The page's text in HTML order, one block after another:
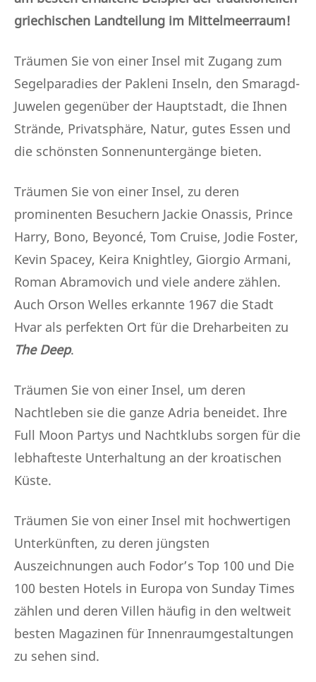
griechischen Landteilung im Mittelmeerraum!
Träumen Sie von einer Insel mit Zugang zum
Segelparadies der Pakleni Inseln, den Smaragd-
Juwelen gegenüber der Hauptstadt, die Ihnen
Strände, Privatsphäre, Natur, gutes Essen und
die schönsten Sonnenuntergänge bieten.
Träumen Sie von einer Insel, zu deren
prominenten Besuchern Jackie Onassis, Prince
Harry, Bono, Beyoncé, Tom Cruise, Jodie Foster,
Kevin Spacey, Keira Knightley, Giorgio Armani,
Roman Abramovich und viele andere zählen.
Auch Orson Welles erkannte 1967 die Stadt
Hvar als perfekten Ort für die Dreharbeiten zu
The Deep.
Träumen Sie von einer Insel, um deren
Nachtleben sie die ganze Adria beneidet. Ihre
Full Moon Partys und Nachtklubs sorgen für die
lebhafteste Unterhaltung an der kroatischen
Küste.
Träumen Sie von einer Insel mit hochwertigen
Unterkünften, zu deren jüngsten
Auszeichnungen auch Fodor’s Top 100 und Die
100 besten Hotels in Europa von Sunday Times
zählen und deren Villen häufig in den weltweit
besten Magazinen für Innenraumgestaltungen
zu sehen sind.